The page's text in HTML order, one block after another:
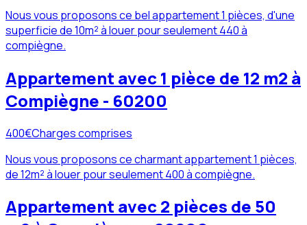
Nous vous proposons ce bel appartement 1 pièces, d'une
superficie de 10m² à louer pour seulement 440 à
compiègne.
Appartement avec 1 pièce de 12 m2 à
Compiègne - 60200
400€Charges comprises
Nous vous proposons ce charmant appartement 1 pièces,
de 12m² à louer pour seulement 400 à compiègne.
Appartement avec 2 pièces de 50